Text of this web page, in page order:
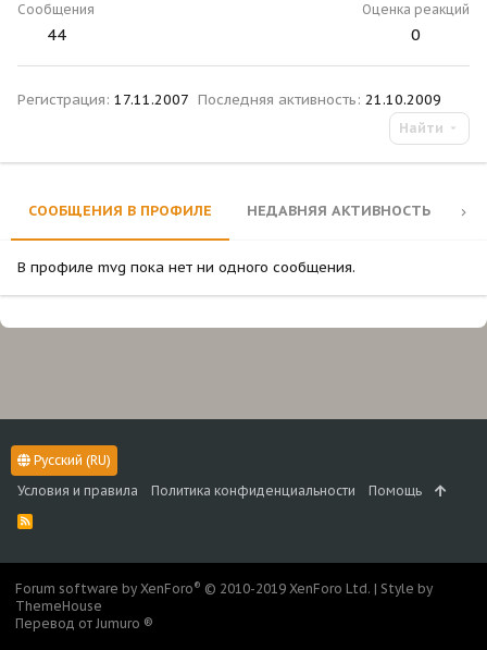
Сообщения
44
Оценка реакций
0
Регистрация 17.11.2007 Последняя активность 21.10.2009
Найти
СООБЩЕНИЯ В ПРОФИЛЕ НЕДАВНЯЯ АКТИВНОСТЬ
В профиле mvg пока нет ни одного сообщения.
Русский (RU)
Условия и правила
Политика конфиденциальности Помощь
R
S
Forum software by XenForo® © 2010-2019 XenForo Ltd. | Style by
ThemeHouse
Перевод от Jumuro ®